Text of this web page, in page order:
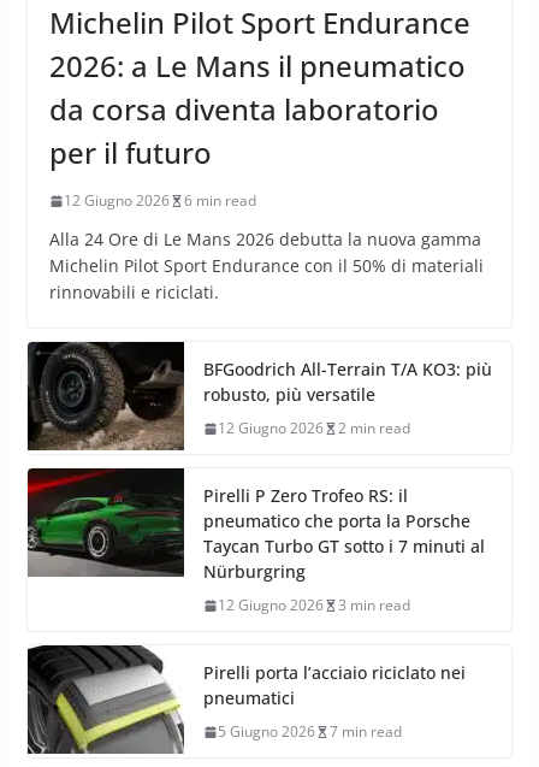
Michelin Pilot Sport Endurance
2026: a Le Mans il pneumatico
da corsa diventa laboratorio
per il futuro
12 Giugno 2026 6 min read
Alla 24 Ore di Le Mans 2026 debutta la nuova gamma
Michelin Pilot Sport Endurance con il 50% di materiali
rinnovabili e riciclati.
BFGoodrich All-Terrain T/A KO3: più
robusto, più versatile
12 Giugno 2026 2 min read
Pirelli P Zero Trofeo RS: il
pneumatico che porta la Porsche
Taycan Turbo GT sotto i 7 minuti al
Nürburgring
12 Giugno 2026 3 min read
Pirelli porta l’acciaio riciclato nei
pneumatici
5 Giugno 2026 7 min read